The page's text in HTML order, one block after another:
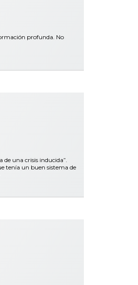
profunda. No
una crisis inducida”.
tenía un buen sistema de